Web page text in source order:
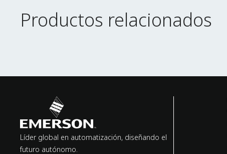
Productos relacionados
Productos relacionados
Líder global en automatización, diseñando el
futuro autónomo.